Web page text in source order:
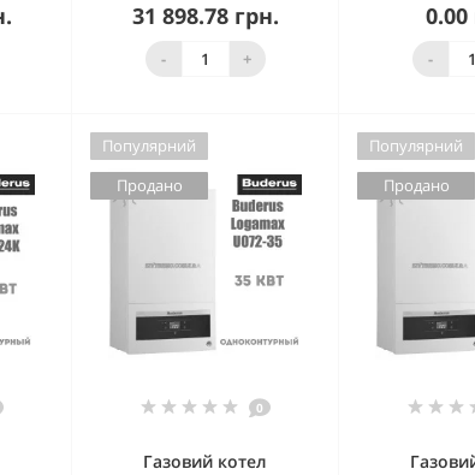
31 898.78 грн.
- +
Немає в наявності
0.00
-
Немає
Популярний
Продано
0
Газовий котел
Популярний
Продано